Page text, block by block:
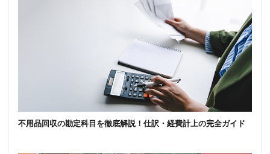
不用品回収の勘定科目を徹底解説！仕訳・経費計上の完全ガイド